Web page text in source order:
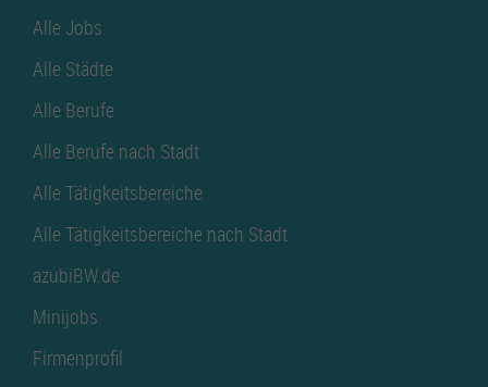
Alle Jobs
Alle Städte
Alle Berufe
Alle Berufe nach Stadt
Alle Tätigkeitsbereiche
Alle Tätigkeitsbereiche nach Stadt
azubiBW.de
Minijobs
Firmenprofil